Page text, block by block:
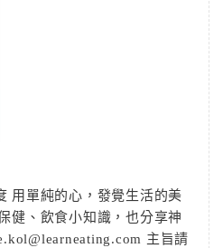
用單純的心，發覺生活的美
健、飲食小知識，也分享神
主旨請